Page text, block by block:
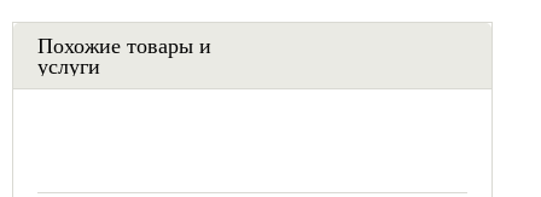
Похожие товары и
услуги